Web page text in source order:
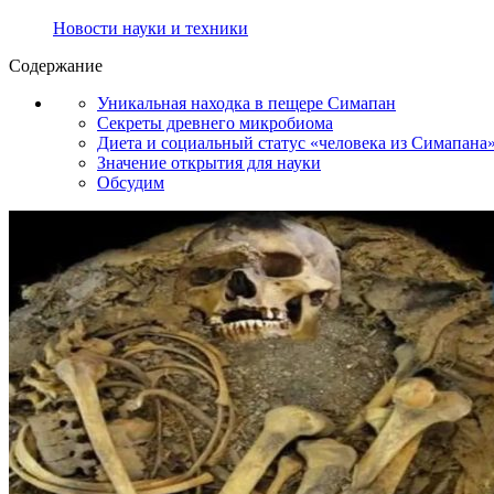
Новости науки и техники
Содержание
Уникальная находка в пещере Симапан
Секреты древнего микробиома
Диета и социальный статус «человека из
Значение открытия для науки
Обсудим